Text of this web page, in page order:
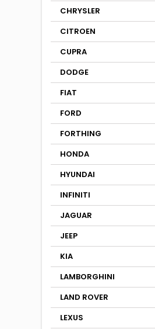
CHRYSLER
CITROEN
CUPRA
DODGE
FIAT
FORD
FORTHING
HONDA
HYUNDAI
INFINITI
JAGUAR
JEEP
KIA
LAMBORGHINI
LAND ROVER
LEXUS